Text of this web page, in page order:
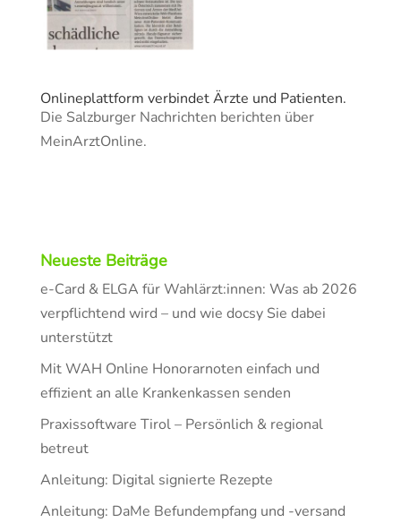
Onlineplattform verbindet Ärzte und Patienten.
Die Salzburger Nachrichten berichten über
MeinArztOnline.
Neueste Beiträge
e-Card & ELGA für Wahlärzt:innen: Was ab 2026
verpflichtend wird – und wie docsy Sie dabei
unterstützt
Mit WAH Online Honorarnoten einfach und
effizient an alle Krankenkassen senden
Praxissoftware Tirol – Persönlich & regional
betreut
Anleitung: Digital signierte Rezepte
Anleitung: DaMe Befundempfang und -versand